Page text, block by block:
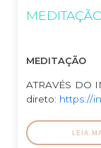
MEDITAÇÃO
ATRAVÉS DO
direto: https://
LEIA